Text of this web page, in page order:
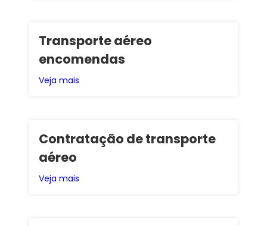
Transporte aéreo
encomendas
Veja mais
Contratação de transporte
aéreo
Veja mais